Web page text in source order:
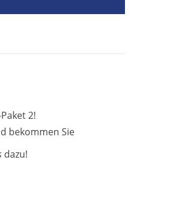
2!
bekommen Sie
dazu!